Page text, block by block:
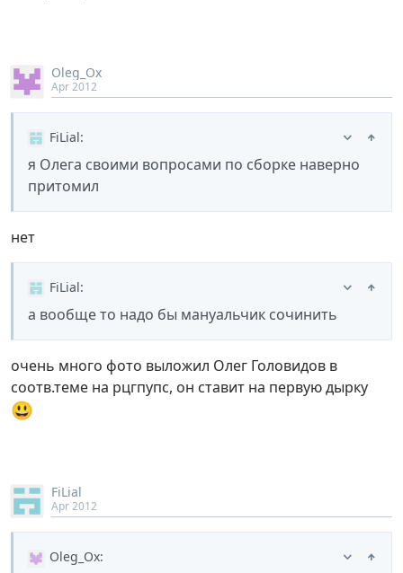
Oleg_Ox
Apr 2012
FiLial:
я Олега своими вопросами по сборке наверно
притомил
нет
FiLial:
а вообще то надо бы мануальчик сочинить
очень много фото выложил Олег Головидов в
соотв.теме на рцгпупс, он ставит на первую дырку
😃
FiLial
Apr 2012
Oleg_Ox: